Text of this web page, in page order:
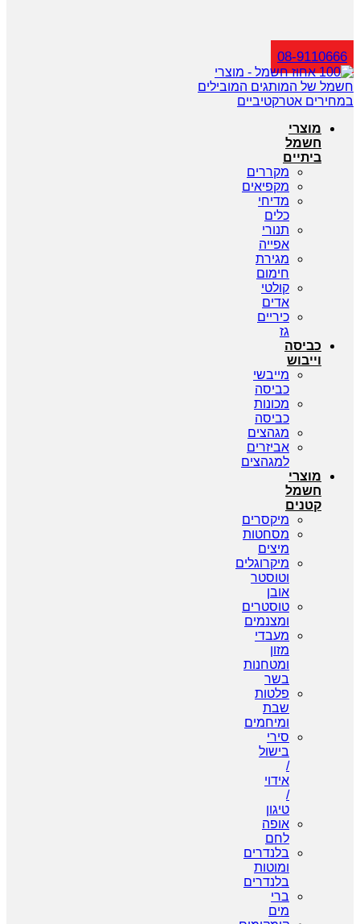
חיפוש
08-9110666
מוצרי
חשמל
ביתיים
מקררים
מקפיאים
מדיחי
כלים
תנורי
אפייה
מגירת
חימום
קולטי
אדים
כיריים
גז
כביסה
וייבוש
מייבשי
כביסה
מכונות
כביסה
מגהצים
אביזרים
למגהצים
מוצרי
חשמל
קטנים
מיקסרים
מסחטות
מיצים
מיקרוגלים
וטוסטר
אובן
טוסטרים
ומצנמים
מעבדי
מזון
ומטחנות
בשר
פלטות
שבת
ומיחמים
סירי
בישול
/
אידוי
/
טיגון
אופה
לחם
בלנדרים
ומוטות
בלנדרים
ברי
מים